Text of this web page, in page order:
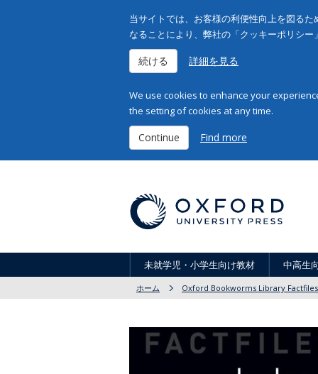
当サイトでは、お客様の利便性向上を図る
なることにより、弊社の「クッキーポリシ
続ける 詳細を見る
We use cookies to enhance your
the setting of cookies at any time.
Continue Find more
未就学児・小学生向け教材 中高生
ホーム Oxford Bookworms Library Factfiles